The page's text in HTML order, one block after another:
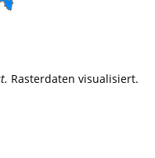
Rasterdaten visualisiert.